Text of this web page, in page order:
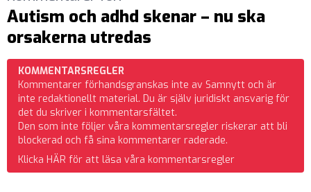
Autism och adhd skenar – nu ska
orsakerna utredas
KOMMENTARSREGLER
Kommentarer förhandsgranskas inte av Samnytt och är
inte redaktionellt material. Du är själv juridiskt ansvarig för
det du skriver i kommentarsfältet.
Den som inte följer våra kommentarsregler riskerar att bli
blockerad och få sina kommentarer raderade.
Klicka HÄR för att läsa våra kommentarsregler